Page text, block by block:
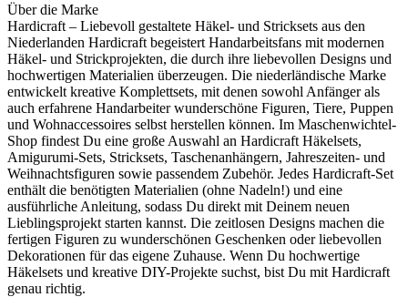
Über die Marke
Hardicraft – Liebevoll gestaltete Häkel- und Stricksets aus den
Niederlanden Hardicraft begeistert Handarbeitsfans mit modernen
Häkel- und Strickprojekten, die durch ihre liebevollen Designs und
hochwertigen Materialien überzeugen. Die niederländische Marke
entwickelt kreative Komplettsets, mit denen sowohl Anfänger als
auch erfahrene Handarbeiter wunderschöne Figuren, Tiere, Puppen
und Wohnaccessoires selbst herstellen können. Im Maschenwichtel-
Shop findest Du eine große Auswahl an Hardicraft Häkelsets,
Amigurumi-Sets, Stricksets, Taschenanhängern, Jahreszeiten- und
Weihnachtsfiguren sowie passendem Zubehör. Jedes Hardicraft-Set
enthält die benötigten Materialien (ohne Nadeln!) und eine
ausführliche Anleitung, sodass Du direkt mit Deinem neuen
Lieblingsprojekt starten kannst. Die zeitlosen Designs machen die
fertigen Figuren zu wunderschönen Geschenken oder liebevollen
Dekorationen für das eigene Zuhause. Wenn Du hochwertige
Häkelsets und kreative DIY-Projekte suchst, bist Du mit Hardicraft
genau richtig.